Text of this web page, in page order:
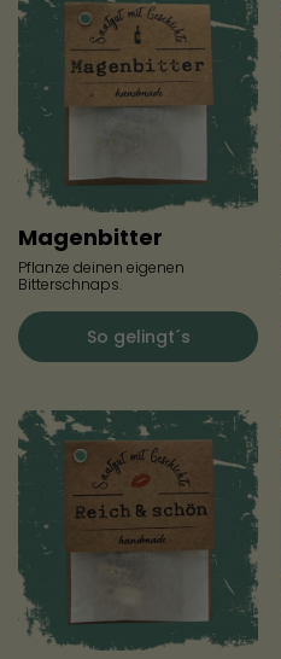
Magenbitter
Pflanze deinen eigenen
Bitterschnaps.
So gelingt´s